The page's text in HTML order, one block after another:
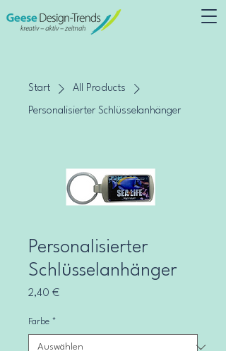
Start All Products
Personalisierter Schlüsselanhänger
Personalisierter
Schlüsselanhänger
2,40 €Preis
Farbe *